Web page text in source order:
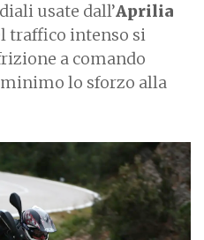
usate dall’Aprilia
traffico intenso si
a comando
lo sforzo alla